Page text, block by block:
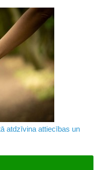
atdzīvina attiecības un